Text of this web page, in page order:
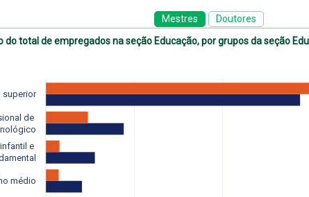
Mestres Doutores
do total de empregados na seção Educação, por grupos da seção
médio
e
de
superior